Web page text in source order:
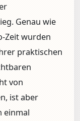
Genau wie
Zeit wurden
praktischen
von
ist aber
einmal